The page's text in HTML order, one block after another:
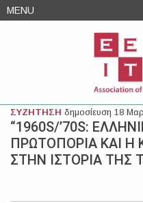
Skip
to
MENU
ΣΥΖΗΤΗΣΗ δημοσίευση 18
“1960S/’70S:
ΠΡΩΤΟΠΟΡΙΑ ΚΑΙ Η
ΣΤΗΝ ΙΣΤΟΡΙΑ ΤΗΣ